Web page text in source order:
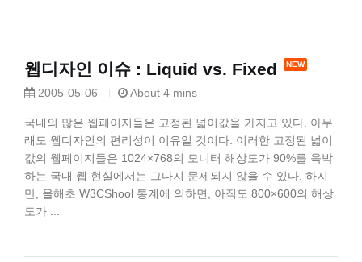
웹디자인 이슈 : Liquid vs. Fixed
2005-05-06 About 4 mins
국내의 많은 웹페이지들은 고정된 넓이값을 가지고 있다. 아무
래도 웹디자인의 편리성이 이유일 것이다. 이러한 고정된 넓이
값의 웹페이지들은 1024×768의 모니터 해상도가 90%를 육박
하는 국내 웹 현실에서는 그다지 문제되지 않을 수 있다. 하지
만, 올해초 W3CShool 통계에 의하면, 아직도 800×600의 해상
도가 ...